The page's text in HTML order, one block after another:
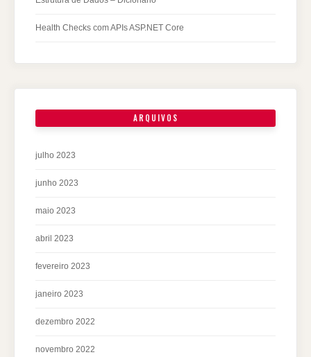
Health Checks com APIs ASP.NET Core
ARQUIVOS
julho 2023
junho 2023
maio 2023
abril 2023
fevereiro 2023
janeiro 2023
dezembro 2022
novembro 2022